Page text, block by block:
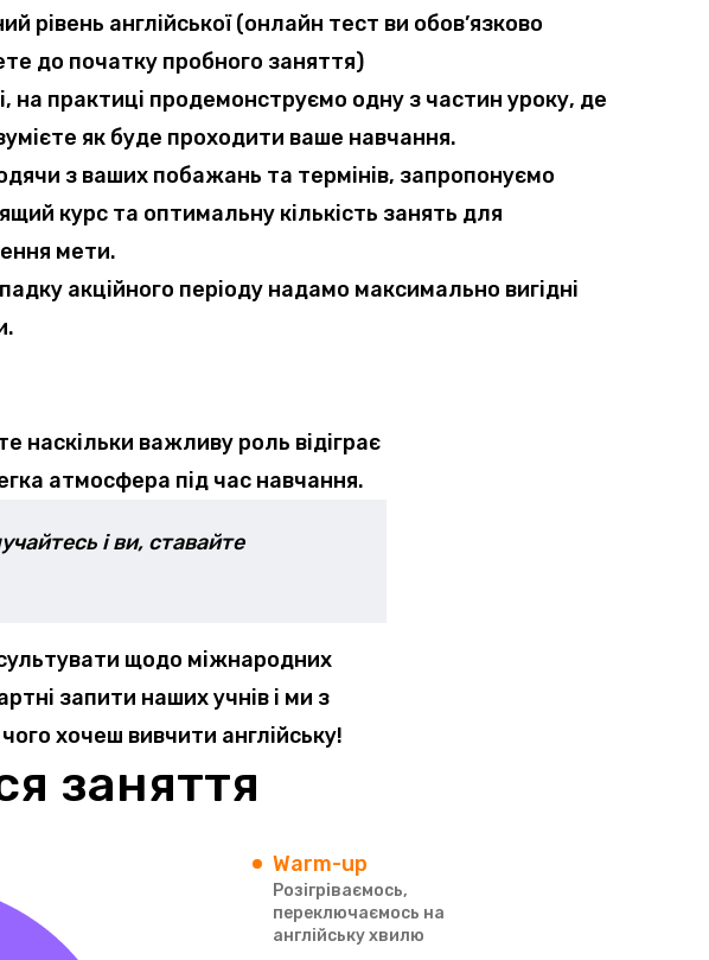
рівень англійської (онлайн тест ви обов’язково
до початку пробного заняття)
на практиці продемонструємо одну з частин уроку, де
як буде проходити ваше навчання.
з ваших побажань та термінів, запропонуємо
курс та оптимальну кількість занять для
мети.
акційного періоду надамо максимально вигідні
.
наскільки важливу роль відіграє
атмосфера під час навчання.
і ви, ставайте
щодо міжнародних
запити наших учнів і ми з
хочеш вивчити англійську!
заняття
Warm-up
Розігріваємось,
переключаємось на
англійську хвилю